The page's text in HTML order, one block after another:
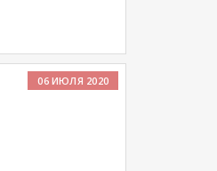
06 ИЮЛЯ 2020